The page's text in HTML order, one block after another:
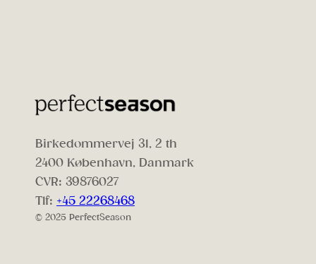
Birkedommervej 31, 2 th
2400 København, Danmark
CVR: 39876027
Tlf: +45 22268468
© 2025 PerfectSeason